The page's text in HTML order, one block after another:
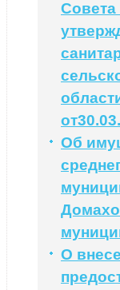
Совета
Об
О